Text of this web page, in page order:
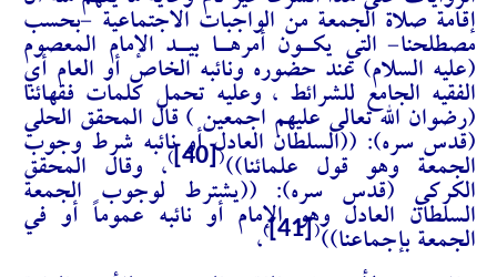
إقامة صلاة الجمعة من الواجبات الاجتماعية -بحسب
مصطلحنا- التي يكـون أمرهـا بيـد الإمام المعصوم
(عليه السلام) عند حضوره ونائبه الخاص أو العام أي
الفقيه الجامع للشرائط ، وعليه تحمل كلمات فقهائنا
(رضوان الله تعالى عليهم اجمعين ) قال المحقق الحلي
(قدس سره): ((السلطان العادل أو نائبه شرط وجوب
الجمعة وهو قول علمائنا))(
[40]
)، وقال المحقق
الكركي (قدس سره): ((يشترط لوجوب الجمعة
السلطان العادل وهو الإمام أو نائبه عموماً أو في
الجمعة بإجماعنا))(
[41]
)،